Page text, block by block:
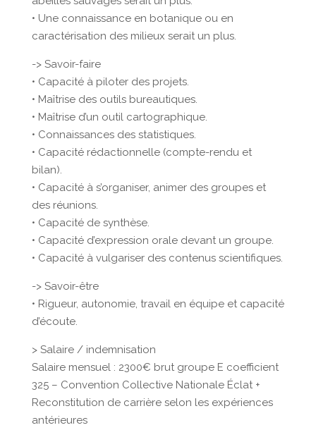
• Une connaissance en botanique ou en
caractérisation des milieux serait un plus.
-> Savoir-faire
• Capacité à piloter des projets.
• Maîtrise des outils bureautiques.
• Maîtrise d’un outil cartographique.
• Connaissances des statistiques.
• Capacité rédactionnelle (compte-rendu et
bilan).
• Capacité à s’organiser, animer des groupes et
des réunions.
• Capacité de synthèse.
• Capacité d’expression orale devant un groupe.
• Capacité à vulgariser des contenus scientifiques.
-> Savoir-être
• Rigueur, autonomie, travail en équipe et capacité
d’écoute.
> Salaire / indemnisation
Salaire mensuel : 2300€ brut groupe E coefficient
325 – Convention Collective Nationale Éclat +
Reconstitution de carrière selon les expériences
antérieures